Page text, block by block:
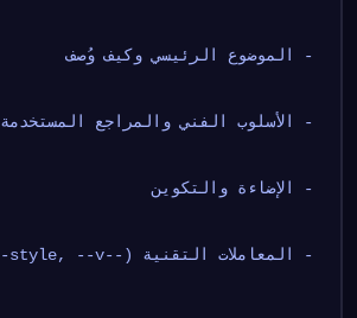
- الموضوع الرئيسي وكيف وُصف
- الأسلوب الفني والمراجع المستخدمة
- الإضاءة والتكوين
- المعاملات التقنية (--ar, --style, --v, إلخ)